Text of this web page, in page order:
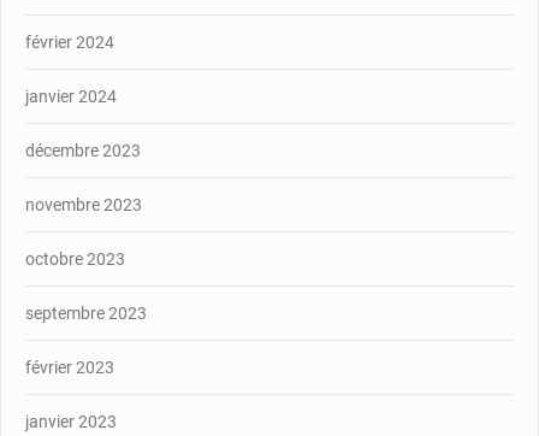
février 2024
janvier 2024
décembre 2023
novembre 2023
octobre 2023
septembre 2023
février 2023
janvier 2023